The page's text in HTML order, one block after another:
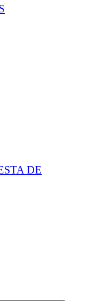
DE